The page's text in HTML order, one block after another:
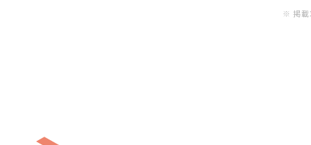
※ 掲載